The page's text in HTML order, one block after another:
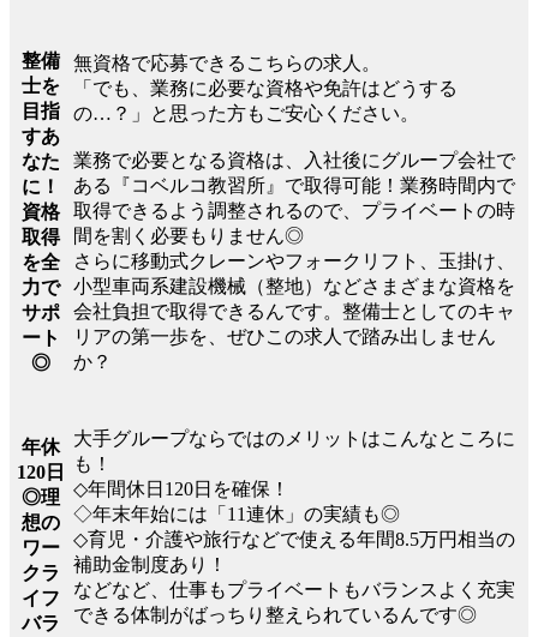
整備
士を
目指
すあ
なた
に！
資格
取得
を全
力で
サポ
ート
◎
無資格で応募できるこちらの求人。
「でも、業務に必要な資格や免許はどうする
の…？」と思った方もご安心ください。
業務で必要となる資格は、入社後にグループ会社で
ある『コベルコ教習所』で取得可能！業務時間内で
取得できるよう調整されるので、プライベートの時
間を割く必要もりません◎
さらに移動式クレーンやフォークリフト、玉掛け、
小型車両系建設機械（整地）などさまざまな資格を
会社負担で取得できるんです。整備士としてのキャ
リアの第一歩を、ぜひこの求人で踏み出しません
か？
年休
120日
◎理
想の
ワー
クラ
イフ
バラ
大手グループならではのメリットはこんなところに
も！
◇年間休日120日を確保！
◇年末年始には「11連休」の実績も◎
◇育児・介護や旅行などで使える年間8.5万円相当の
補助金制度あり！
などなど、仕事もプライベートもバランスよく充実
できる体制がばっちり整えられているんです◎